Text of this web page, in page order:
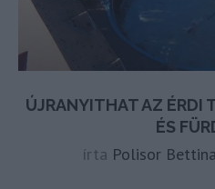
ÚJRANYITHAT AZ ÉRDI
ÉS
írta Polisor Bettina